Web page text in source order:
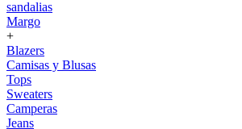
sandalias
Margo
+
Blazers
Camisas y Blusas
Tops
Sweaters
Camperas
Jeans